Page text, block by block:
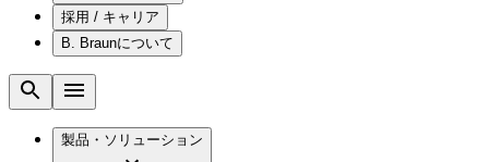
ソリューション
メンテナンスプログラム
国内の修理サービスセンター
腰椎椎間板ヘルニアについて
採用 / キャリア
ビー・ブラウンエースクラップ株式会社の
B. Braunについて
製品・ソリューション